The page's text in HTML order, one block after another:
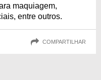
maquiagem,
entre outros.
COMPARTILHAR